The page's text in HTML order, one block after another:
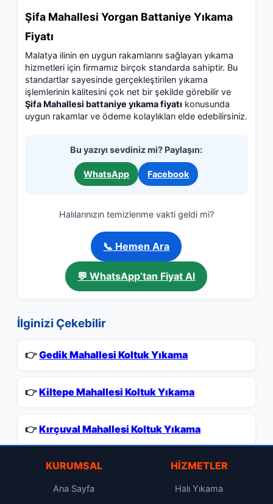
Şifa Mahallesi Yorgan Battaniye Yıkama
Fiyatı
Malatya ilinin en uygun rakamlarını sağlayan yıkama
hizmetleri için firmamız birçok standarda sahiptir. Bu
standartlar sayesinde gerçekleştirilen yıkama
işlemlerinin kalitesini çok net bir şekilde görebilir ve
Şifa Mahallesi battaniye yıkama fiyatı konusunda
uygun rakamlar ve ödeme kolaylıkları elde edebilirsiniz.
Bu yazıyı sevdiniz mi? Paylaşın:
WhatsApp Facebook
Halılarınızın temizlenme vakti geldi mi?
📞 Hemen Ara
💬 WhatsApp’tan Fiyat Al
İlginizi Çekebilir
👉Gedik Mahallesi Koltuk Yıkama
👉Kiltepe Mahallesi Koltuk Yıkama
👉Kırçuval Mahallesi Koltuk Yıkama
KURUMSAL
Ana Sayfa
HIZMETLER
Halı Yıkama